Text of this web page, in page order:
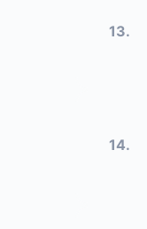
13.
14.